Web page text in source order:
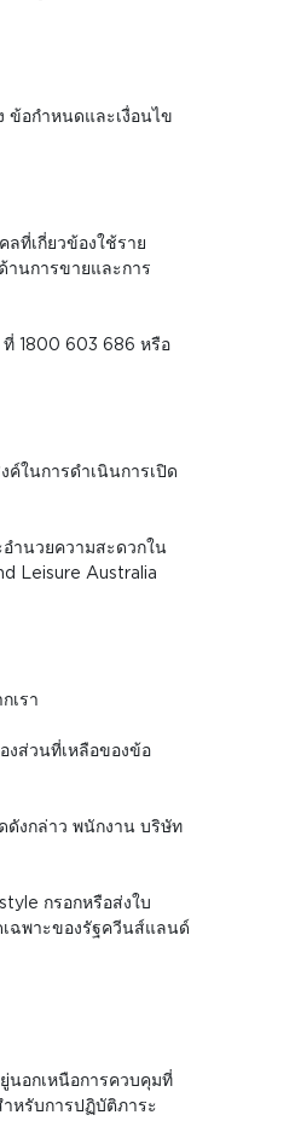
ข้อกำหนดและเงื่อนไข
ที่เกี่ยวข้องใช้ราย
านการขายและการ
ที่ 1800 603 686 หรือ
ในการดำเนินการเปิด
อำนวยความสะดวกใน
Leisure Australia
เรา
งส่วนที่เหลือของข้อ
ดังกล่าว พนักงาน บริษัท
กรอกหรือส่งใบ
ฉพาะของรัฐควีนส์แลนด์
นอกเหนือการควบคุมที่
หรับการปฏิบัติภาระ